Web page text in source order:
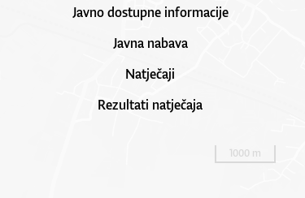
Javno dostupne informacije
Javna nabava
Natječaji
Rezultati natječaja
1000 m